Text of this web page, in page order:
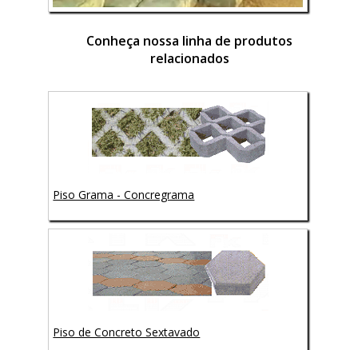
Conheça nossa linha de produtos
relacionados
Piso Grama - Concregrama
Piso de Concreto Sextavado